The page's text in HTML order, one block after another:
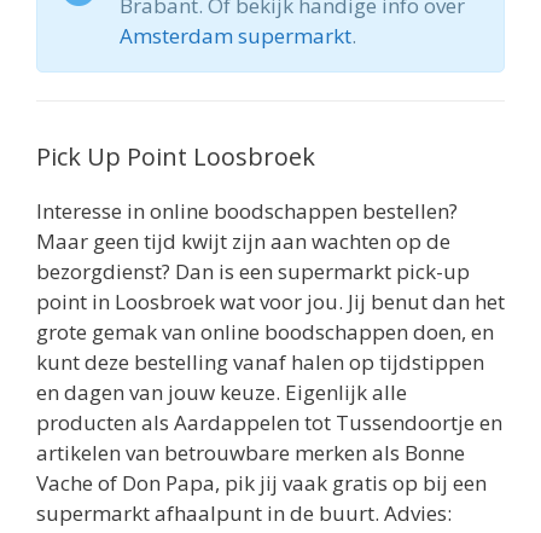
Amsterdam supermarkt.
Pick Up Point Loosbroek
Interesse in online boodschappen bestellen?
Maar geen tijd kwijt zijn aan wachten op de
bezorgdienst? Dan is een supermarkt pick-up
point in Loosbroek wat voor jou. Jij benut dan het
grote gemak van online boodschappen doen, en
kunt deze bestelling vanaf halen op tijdstippen
en dagen van jouw keuze. Eigenlijk alle
producten als Aardappelen tot Tussendoortje en
artikelen van betrouwbare merken als Bonne
Vache of Don Papa, pik jij vaak gratis op bij een
supermarkt afhaalpunt in de buurt. Advies: